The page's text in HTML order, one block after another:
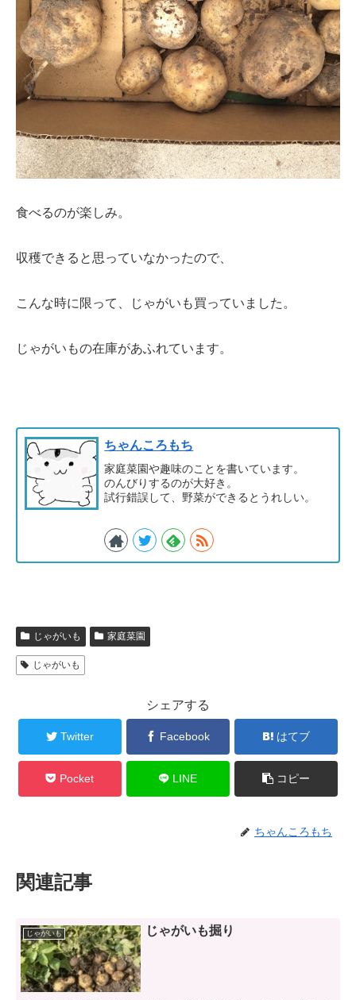
食べるのが楽しみ。
収穫できると思っていなかったので、
こんな時に限って、じゃがいも買っていました。
じゃがいもの在庫があふれています。
ちゃんころもち
家庭菜園や趣味のことを書いています。
のんびりするのが大好き。
試行錯誤して、野菜ができるとうれしい。
じゃがいも 家庭菜園
じゃがいも
シェアする
Twitter Facebook はてブ
Pocket LINE コピー
ちゃんころもち
関連記事
じゃがいも じゃがいも掘り